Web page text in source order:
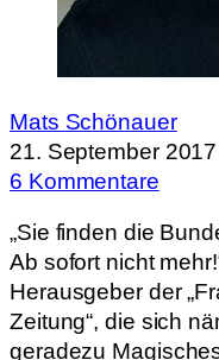
Mats Schönauer
21. September 2017
6 Kommentare
„Sie finden die
Ab sofort nicht
Herausgeber der
Zeitung“, die sich
geradezu